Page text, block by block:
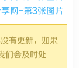
有更新，如果
们会及时处